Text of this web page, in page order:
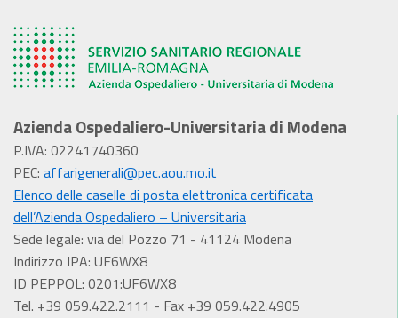
Azienda Ospedaliero-Universitaria di Modena
P.IVA: 02241740360
PEC: affarigenerali@pec.aou.mo.it
Elenco delle caselle di posta elettronica certificata
dell’Azienda Ospedaliero – Universitaria
Sede legale: via del Pozzo 71 - 41124 Modena
Indirizzo IPA: UF6WX8
ID PEPPOL: 0201:UF6WX8
Tel. +39 059.422.2111 - Fax +39 059.422.4905